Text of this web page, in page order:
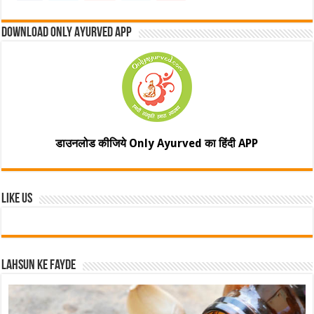
Download Only Ayurved App
डाउनलोड कीजिये Only Ayurved का हिंदी APP
Like Us
Lahsun ke fayde